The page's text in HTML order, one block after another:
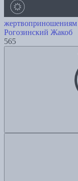
жертвоприношениям
Рогозинский Жакоб
565